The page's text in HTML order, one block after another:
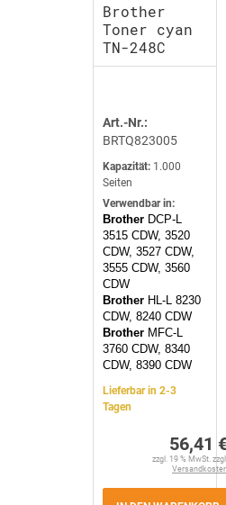
Brother
Toner cyan
TN-248C
Art.-Nr.:
BRTQ823005
Kapazität: 1.000
Seiten
Verwendbar in:
Brother DCP-L
3515 CDW, 3520
CDW, 3527 CDW,
3555 CDW, 3560
CDW
Brother HL-L 8230
CDW, 8240 CDW
Brother MFC-L
3760 CDW, 8340
CDW, 8390 CDW
Lieferbar in 2-3
Tagen
56,41
zzgl. 19 % MwSt.